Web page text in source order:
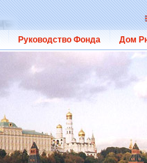
Руководство Фонда Дом